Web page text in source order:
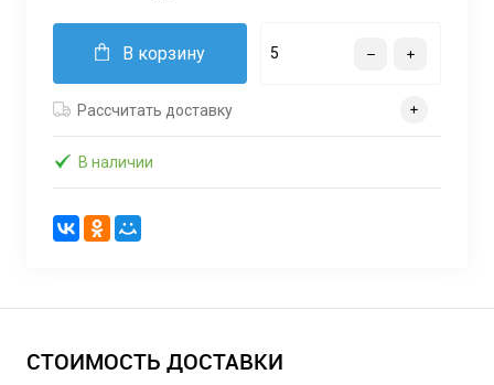
В корзину
Рассчитать доставку
В наличии
СТОИМОСТЬ ДОСТАВКИ